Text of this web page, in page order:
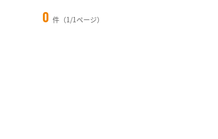
0 件（1/1ページ）